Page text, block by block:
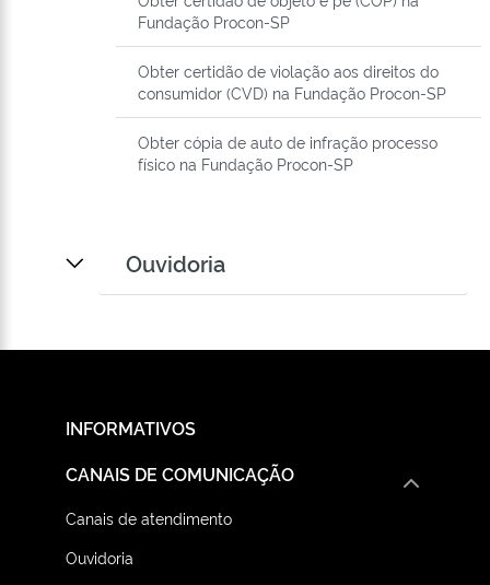
Fundação Procon-SP
Obter certidão de violação aos direitos do
consumidor (CVD) na Fundação Procon-SP
Obter cópia de auto de infração processo
físico na Fundação Procon-SP
Ouvidoria
INFORMATIVOS
CANAIS DE COMUNICAÇÃO
Canais de atendimento
Ouvidoria